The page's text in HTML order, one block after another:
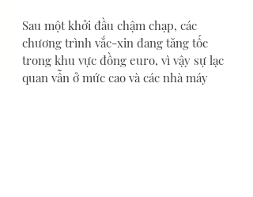
Sau một khởi đầu chậm chạp, các
chương trình vắc-xin đang tăng tốc
trong khu vực đồng euro, vì vậy sự lạc
quan vẫn ở mức cao và các nhà máy